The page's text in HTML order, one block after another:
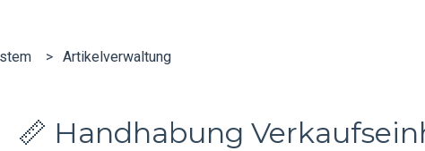
Artikelverwaltung
📏 Handhabung